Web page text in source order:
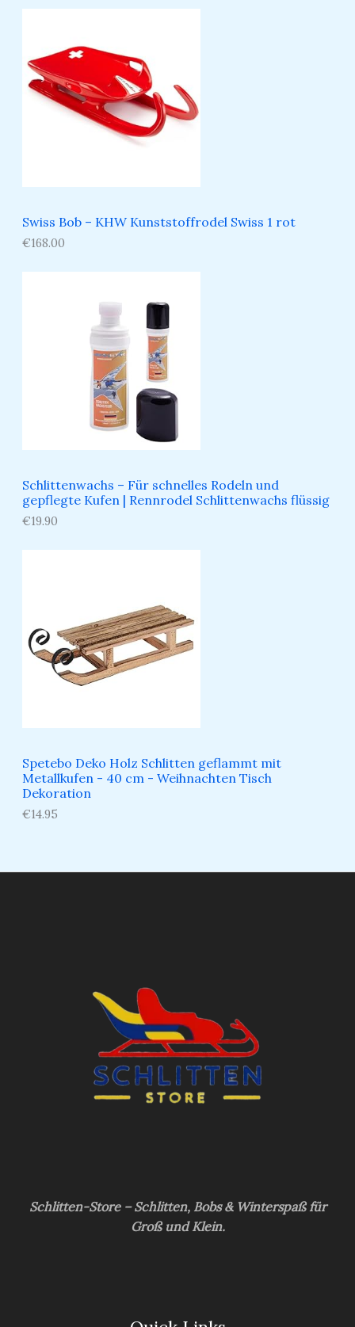
Swiss Bob – KHW Kunststoffrodel Swiss 1 rot
€168.00
Schlittenwachs – Für schnelles Rodeln und
gepflegte Kufen​ | Rennrodel Schlittenwachs flüssig
€19.90
Spetebo Deko Holz Schlitten geflammt mit
Metallkufen - 40 cm - Weihnachten Tisch
Dekoration
€14.95
Schlitten-Store – Schlitten, Bobs & Winterspaß für
Groß und Klein.